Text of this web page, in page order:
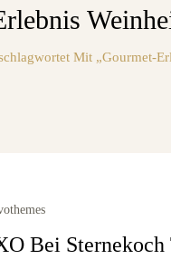
Mit „Gourmet-
Bei Sternekoch